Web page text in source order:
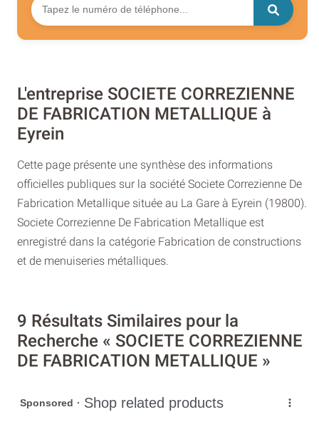
L'entreprise SOCIETE CORREZIENNE
DE FABRICATION METALLIQUE à
Eyrein
Cette page présente une synthèse des informations
officielles publiques sur la société Societe Correzienne De
Fabrication Metallique située au La Gare à Eyrein (19800).
Societe Correzienne De Fabrication Metallique est
enregistré dans la catégorie Fabrication de constructions
et de menuiseries métalliques.
9 Résultats Similaires pour la
Recherche « SOCIETE CORREZIENNE
DE FABRICATION METALLIQUE »